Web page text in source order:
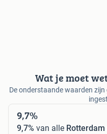
Wat je moet
De onderstaande waarden
9,7%
9,7% van alle Rotterdam